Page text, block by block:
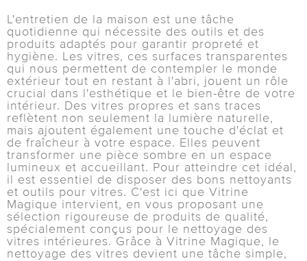
L'entretien de la maison est une tâche
quotidienne qui nécessite des outils et des
produits adaptés pour garantir propreté et
hygiène. Les vitres, ces surfaces transparentes
qui nous permettent de contempler le monde
extérieur tout en restant à l'abri, jouent un rôle
crucial dans l'esthétique et le bien-être de votre
intérieur. Des vitres propres et sans traces
reflètent non seulement la lumière naturelle,
mais ajoutent également une touche d'éclat et
de fraîcheur à votre espace. Elles peuvent
transformer une pièce sombre en un espace
lumineux et accueillant. Pour atteindre cet idéal,
il est essentiel de disposer des bons nettoyants
et outils pour vitres. C'est ici que Vitrine
Magique intervient, en vous proposant une
sélection rigoureuse de produits de qualité,
spécialement conçus pour le nettoyage des
vitres intérieures. Grâce à Vitrine Magique, le
nettoyage des vitres devient une tâche simple,